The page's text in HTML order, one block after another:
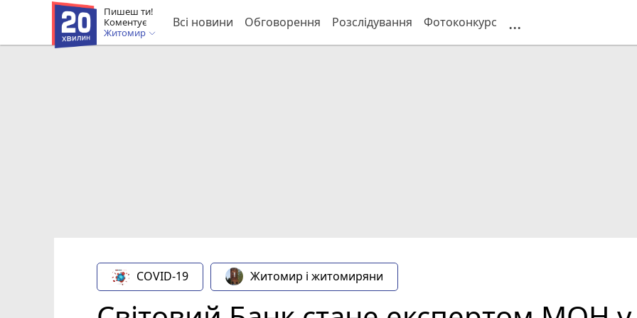
Пишеш ти!
Коментує
Житомир
Всі новини Обговорення Розслідування Фотоконкурс ...
COVID-19 Житомир і житомиряни